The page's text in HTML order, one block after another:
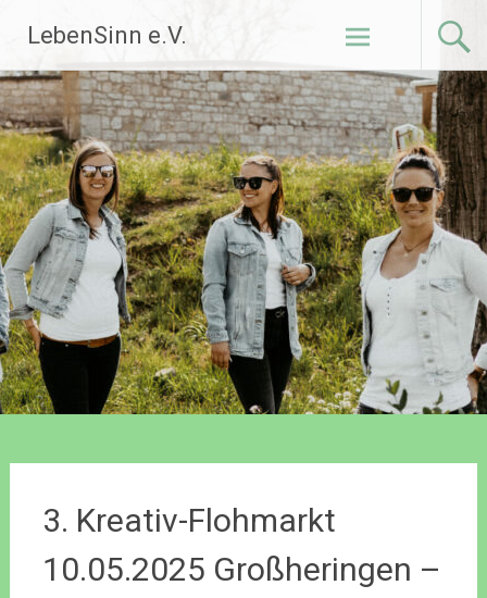
Inhalt
springen
LebenSinn e.V.
3. Kreativ-Flohmarkt
10.05.2025 Großheringen –